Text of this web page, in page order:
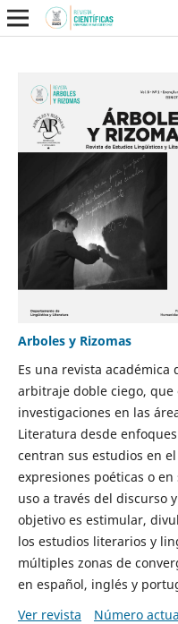
Arboles y Rizomas
Es una revista académica
arbitraje doble ciego, que
investigaciones en las
Literatura desde
centran sus estudios en
expresiones poéticas o
uso a través del discurso
objetivo es estimular,
los estudios literarios y
múltiples zonas de
en español, inglés y
Ver revista
Número